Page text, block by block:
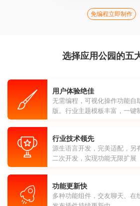
免编程立即制作
选择应用公园的五
用户体验绝佳
无需编程，可视化操作功能自
版。行业主题模板丰富，一键
行业技术领先
源生语言开发，完美适配，另
二次开发，实现功能无限扩展
功能更新快
多种功能组件，交友聊天、在